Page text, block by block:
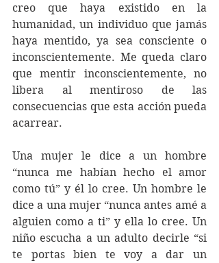
creo que haya existido en la
humanidad, un individuo que jamás
haya mentido, ya sea consciente o
inconscientemente. Me queda claro
que mentir inconscientemente, no
libera al mentiroso de las
consecuencias que esta acción pueda
acarrear.
Una mujer le dice a un hombre
“nunca me habían hecho el amor
como tú” y él lo cree. Un hombre le
dice a una mujer “nunca antes amé a
alguien como a ti” y ella lo cree. Un
niño escucha a un adulto decirle “si
te portas bien te voy a dar un